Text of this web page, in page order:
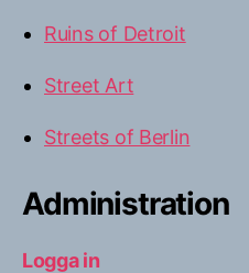
Ruins of Detroit
Street Art
Streets of Berlin
Administration
Logga in